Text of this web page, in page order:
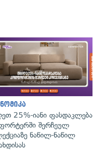
25%-იანი ფასდაკლება
შერჩეულ
ნაწილ-ნაწილ